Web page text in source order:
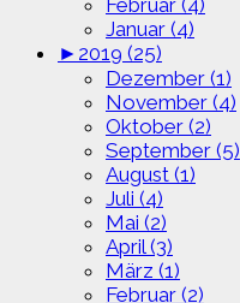
Februar (4)
Januar (4)
► 2019 (25)
Dezember (1)
November (4)
Oktober (2)
September (5)
August (1)
Juli (4)
Mai (2)
April (3)
März (1)
Februar (2)